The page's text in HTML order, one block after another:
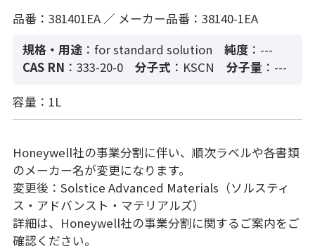
品番：381401EA ／ メーカー品番：38140-1EA
規格・用途 ：for standard solution 純度：---
CAS RN ：333-20-0 分子式 ：KSCN 分子量 ：---
容量：1L
Honeywell社の事業分割に伴い、順次ラベルや各書類
のメーカー名が変更になります。
変更後：Solstice Advanced Materials（ソルスティ
ス・アドバンスト・マテリアルズ）
詳細は、Honeywell社の事業分割に関するご案内をご
確認ください。